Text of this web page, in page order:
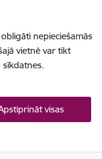
nepieciešamās
vietnē var tikt
visas